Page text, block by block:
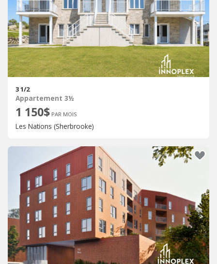
3 1/2
Appartement 3½
1 150$ PAR MOIS
Les Nations (Sherbrooke)